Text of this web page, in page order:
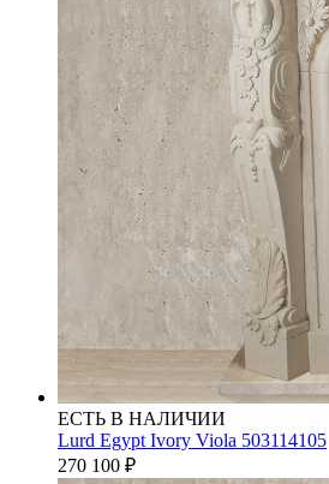
ЕСТЬ В НАЛИЧИИ
Lurd Egypt Ivory Viola 503114105
270 100 ₽